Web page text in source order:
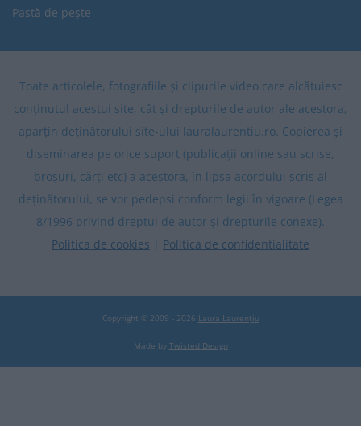
Pastă de pește
Toate articolele, fotografiile și clipurile video care alcătuiesc
conținutul acestui site, cât și drepturile de autor ale acestora,
aparțin deținătorului site-ului lauralaurentiu.ro. Copierea și
diseminarea pe orice suport (publicații online sau scrise,
broșuri, cărți etc) a acestora, în lipsa acordului scris al
deținătorului, se vor pedepsi conform legii în vigoare (Legea
8/1996 privind dreptul de autor și drepturile conexe).
Politica de cookies | Politica de confidentialitate
Copyright © 2009 - 2026 Laura Laurențiu
Made by Twisted Design